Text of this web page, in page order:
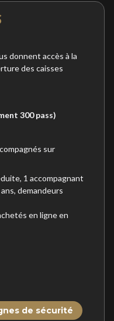
donnent accès à la
des caisses
300 pass)
sur
1 accompagnant
demandeurs
en ligne en
de sécurité